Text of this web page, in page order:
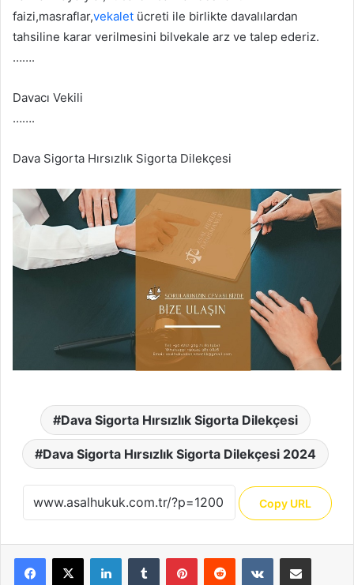
faizi,masraflar,vekalet ücreti ile birlikte davalılardan
tahsiline karar verilmesini bilvekale arz ve talep ederiz.
…….
Davacı Vekili
…….
Dava Sigorta Hırsızlık Sigorta Dilekçesi
Dava Sigorta Hırsızlık Sigorta Dilekçesi
Dava Sigorta Hırsızlık Sigorta Dilekçesi 2024
Copy URL
Facebook
X LinkedInTumblr PinterestReddit VKontakteE-Posta ile paylaş